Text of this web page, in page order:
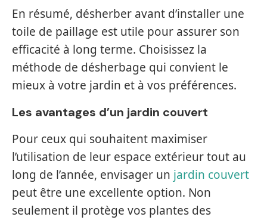
En résumé, désherber avant d’installer une
toile de paillage est utile pour assurer son
efficacité à long terme. Choisissez la
méthode de désherbage qui convient le
mieux à votre jardin et à vos préférences.
Les avantages d’un jardin couvert
Pour ceux qui souhaitent maximiser
l’utilisation de leur espace extérieur tout au
long de l’année, envisager un jardin couvert
peut être une excellente option. Non
seulement il protège vos plantes des